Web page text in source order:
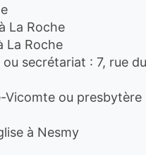
La Roche
La Roche
secrétariat : 7, rue
Vicomte ou presbytère
à Nesmy